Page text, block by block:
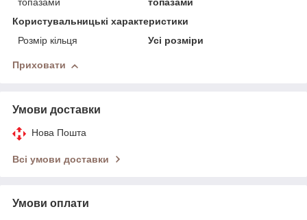
топазами
топазами
Користувальницькі характеристики
Розмір кільця
Усі розміри
Приховати
Умови доставки
Нова Пошта
Всі умови доставки
Умови оплати